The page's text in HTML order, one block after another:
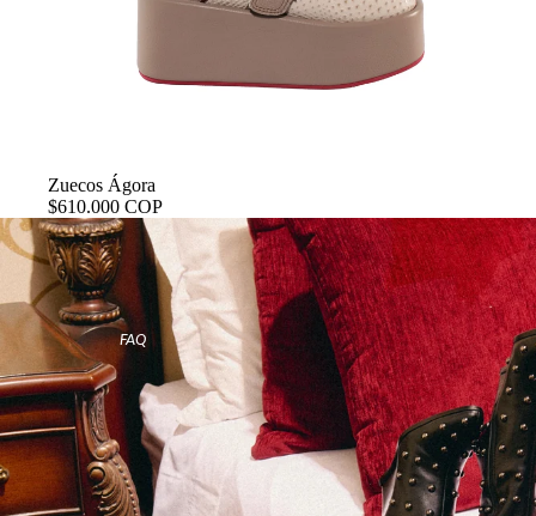
FAQ
Zuecos Ágora
$610.000 COP